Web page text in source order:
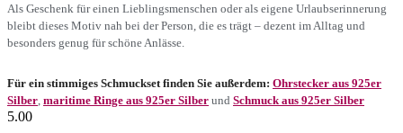
Als Geschenk für einen Lieblingsmenschen oder als eigene Urlaubserinnerung
bleibt dieses Motiv nah bei der Person, die es trägt – dezent im Alltag und
besonders genug für schöne Anlässe.
Für ein stimmiges Schmuckset finden Sie außerdem: Ohrstecker aus 925er
Silber maritime Ringe aus 925er Silber und Schmuck aus 925er Silber
5.00